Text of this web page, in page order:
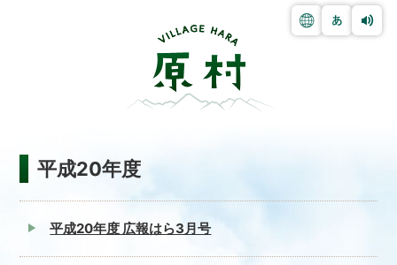
平成20年度
平成20年度 広報はら3月号